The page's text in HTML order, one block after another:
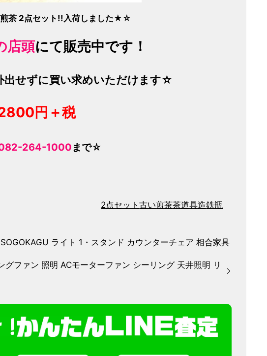
茶 2点セット!! 入荷しました★☆
店頭にて販売中です！
出せずに買い求めいただけます☆
00 円＋税
264-1000まで☆
2点セット古い煎茶茶道具造鉄瓶
ライト 1・スタンド カウンターチェア 相合家具
ファン 照明 ACモーターファン シーリング 天井照明 リ